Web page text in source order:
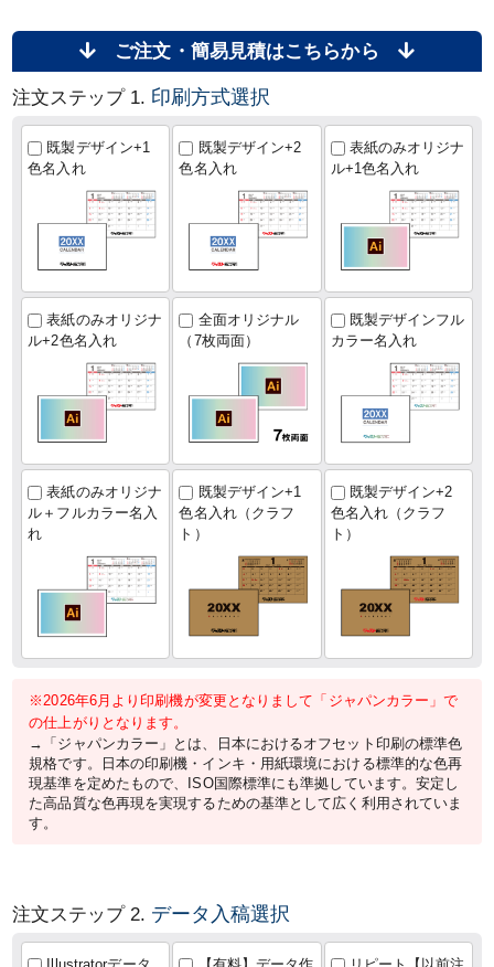
ご注文・簡易見積はこちらから
注文ステップ 1. 印刷方式選択
既製デザイン+1
色名入れ
既製デザイン+2
色名入れ
表紙のみオリジナ
ル+1色名入れ
表紙のみオリジナ
ル+2色名入れ
全面オリジナル
（7枚両面）
既製デザインフル
カラー名入れ
表紙のみオリジナ
ル＋フルカラー名入
れ
既製デザイン+1
色名入れ（クラフ
ト）
既製デザイン+2
色名入れ（クラフ
ト）
※2026年6月より印刷機が変更となりまして「ジャパンカラー」で
の仕上がりとなります。
→「ジャパンカラー」とは、日本におけるオフセット印刷の標準色
規格です。日本の印刷機・インキ・用紙環境における標準的な色再
現基準を定めたもので、ISO国際標準にも準拠しています。安定し
た高品質な色再現を実現するための基準として広く利用されていま
す。
注文ステップ 2. データ入稿選択